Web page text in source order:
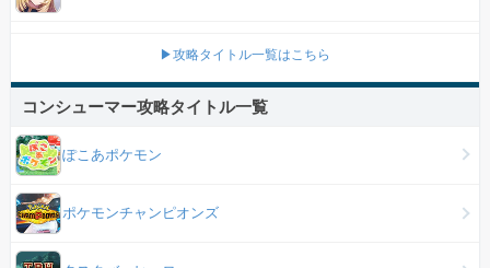
▶攻略タイトル一覧はこちら
コンシューマー攻略タイトル一覧
ぽこあポケモン
ポケモンチャンピオンズ